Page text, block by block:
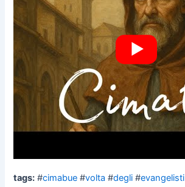
tags: #cimabue #volta #degli #evangelisti